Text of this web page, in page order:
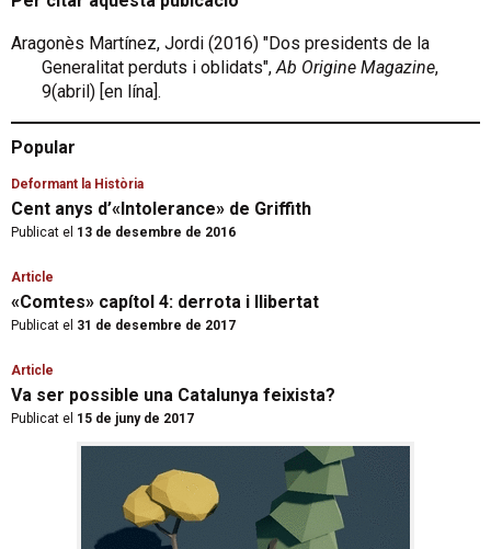
Aragonès Martínez, Jordi (2016) "Dos presidents de la
Generalitat perduts i oblidats",Ab Origine Magazine,
9(abril) [en lína].
Popular
Deformant la Història
Cent anys d’«Intolerance» de Griffith
Publicat el 13 de desembre de 2016
Article
«Comtes» capítol 4: derrota i llibertat
Publicat el 31 de desembre de 2017
Article
Va ser possible una Catalunya feixista?
Publicat el 15 de juny de 2017